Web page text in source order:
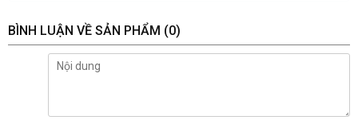
BÌNH LUẬN VỀ SẢN PHẨM (0)